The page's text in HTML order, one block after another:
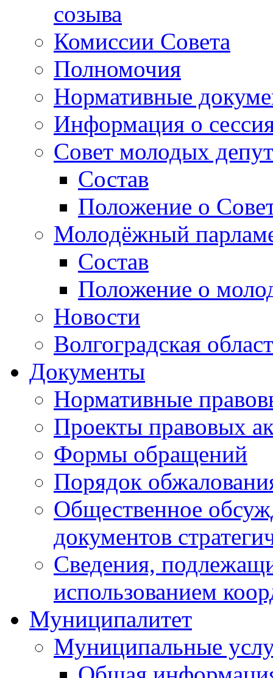
созыва
Комиссии Совета
Полномочия
Нормативные
Информация о
Совет молодых
Состав
Положение о
Молодёжный
Состав
Положение о
Новости
Волгоградская
Документы
Нормативные
Проекты правовых
Формы обращений
Порядок
Общественное
документов
Сведения,
использованием
Муниципалитет
Муниципальные